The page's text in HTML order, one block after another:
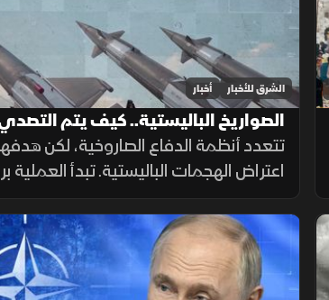
الشرق للأخبار أخبار
الصواريخ الباليستية.. كيف يتم
تتعدد أنظمة الدفاع الصاروخية، لكن
اعتراض الهجمات الباليستية. تبدأ العملية
الصاروخ عبر الأقمار الصناعية والرادارات،
مساره وإطلاق صاروخ اعتراضي، مع
دفاعية أخرى